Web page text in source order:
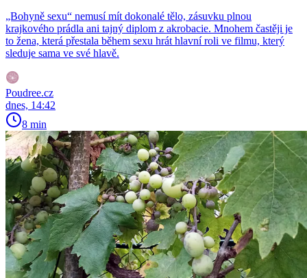
„Bohyně sexu“ nemusí mít dokonalé tělo, zásuvku plnou
krajkového prádla ani tajný diplom z akrobacie. Mnohem častěji je
to žena, která přestala během sexu hrát hlavní roli ve filmu, který
sleduje sama ve své hlavě.
Poudree.cz
dnes, 14:42
8 min